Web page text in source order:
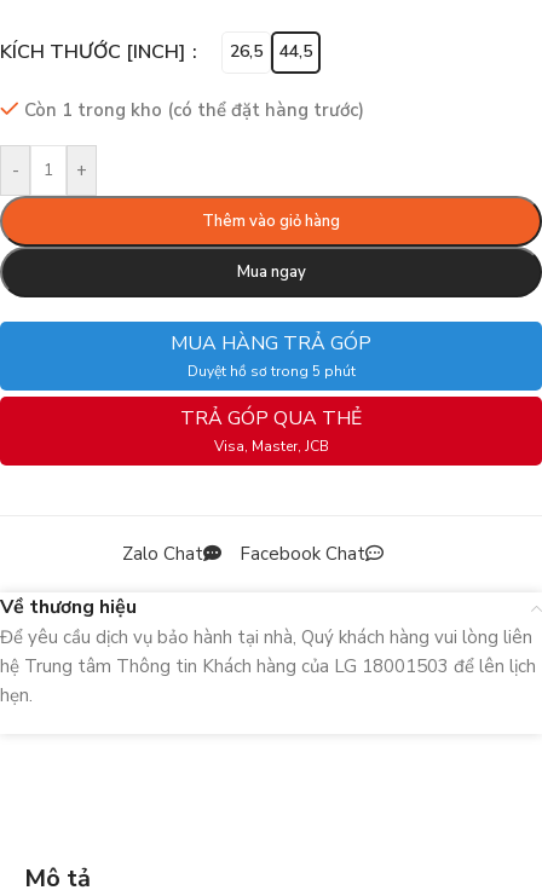
KÍCH THƯỚC [INCH] 26,5 44,5
Còn 1 trong kho (có thể đặt hàng trước)
- +
Thêm vào giỏ hàng
Mua ngay
MUA HÀNG TRẢ GÓP
Duyệt hồ sơ trong 5 phút
TRẢ GÓP QUA THẺ
Visa, Master, JCB
Zalo Chat Facebook Chat
Về thương hiệu
Để yêu cầu dịch vụ bảo hành tại nhà, Quý khách hàng vui lòng liên
hệ Trung tâm Thông tin Khách hàng của LG 18001503 để lên lịch
hẹn.
Mô tả